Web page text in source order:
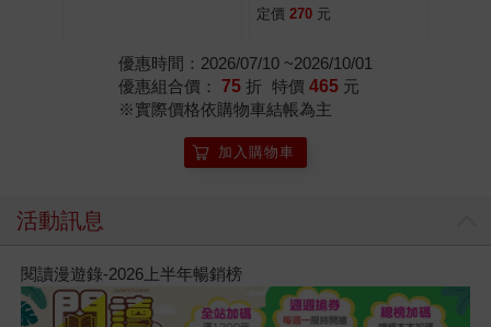
定價 270 元
優惠時間：2026/07/10 ~2026/10/01
優惠組合價： 75 折 特價 465 元
※實際價格依購物車結帳為主
加入購物車
活動訊息
閱讀漫遊錄-2026上半年暢銷榜